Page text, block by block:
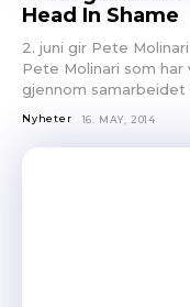
Head In Shame
2. juni gir Pete
Pete Molinari som
gjennom samarbeidet
Nyheter 16. MAY, 2014